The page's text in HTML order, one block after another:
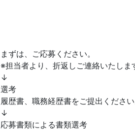
まずは、ご応募ください。
※担当者より、折返しご連絡いたしま
↓
選考
履歴書、職務経歴書をご提出ください
↓
応募書類による書類選考